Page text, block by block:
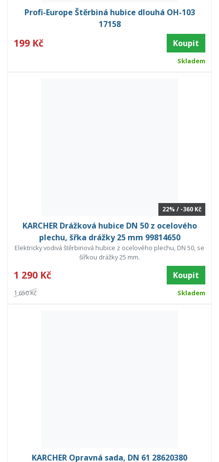
Profi-Europe Štěrbiná hubice dlouhá OH-103
17158
199 Kč Koupit
Skladem
22% / -360 Kč
KARCHER Drážková hubice DN 50 z ocelového
plechu, šřka drážky 25 mm 99814650
Elektricky vodivá štěrbinová hubice z ocelového plechu, DN 50, se
šířkou drážky 25 mm.
1 290 Kč Koupit
1 650 Kč Skladem
KARCHER Opravná sada, DN 61 28620380